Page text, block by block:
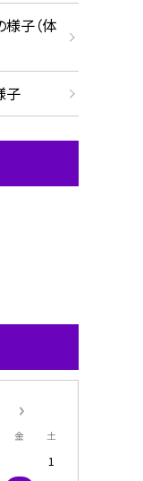
子（体
子
金 土
1